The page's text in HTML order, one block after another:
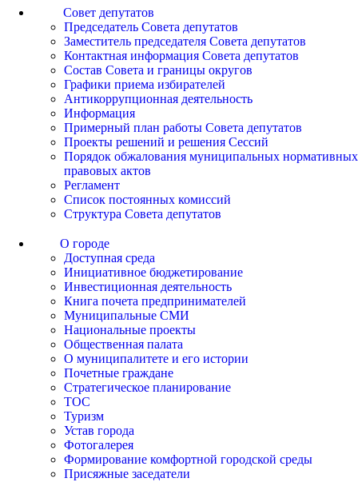
Совет депутатов
Председатель Совета депутатов
Заместитель председателя Совета депутатов
Контактная информация Совета депутатов
Состав Совета и границы округов
Графики приема избирателей
Антикоррупционная деятельность
Информация
Примерный план работы Совета депутатов
Проекты решений и решения Сессий
Порядок обжалования муниципальных нормативных
правовых актов
Регламент
Список постоянных комиссий
Структура Совета депутатов
О городе
Доступная среда
Инициативное бюджетирование
Инвестиционная деятельность
Книга почета предпринимателей
Муниципальные СМИ
Национальные проекты
Общественная палата
О муниципалитете и его истории
Почетные граждане
Стратегическое планирование
ТОС
Туризм
Устав города
Фотогалерея
Формирование комфортной городской среды
Присяжные заседатели